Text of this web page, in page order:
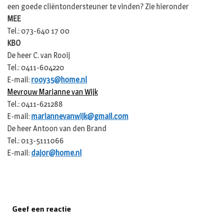
een goede cliëntondersteuner te vinden? Zie hieronder
MEE
Tel.: 073-640 17 00
KBO
De heer C. van Rooij
Tel.: 0411-604220
E-mail: rooy35@home.nl
Mevrouw Marianne van Wijk
Tel.: 0411-621288
E-mail: mariannevanwijk@gmail.com
De heer Antoon van den Brand
Tel.: 013-5111066
E-mail: dajor@home.nl
Geef een reactie